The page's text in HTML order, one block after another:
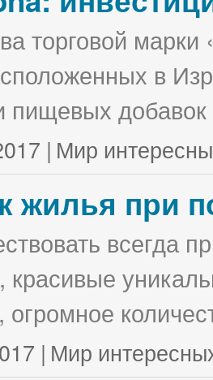
торговой
в
| Мир
жилья при
всегда
красивые
огромное
| Мир